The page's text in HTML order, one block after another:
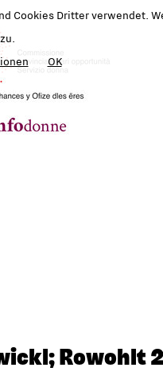
Rowohlt
Dritter verwendet.
OK